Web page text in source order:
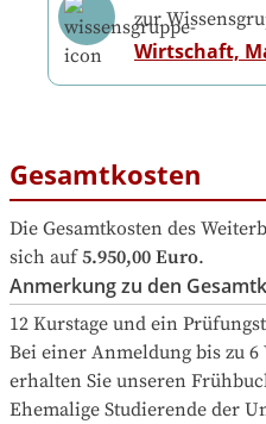
zur
Wirtschaft,
Gesamtkosten
Die Gesamtkosten des
sich auf 5.950,00 Euro.
Anmerkung zu den
12 Kurstage und ein
Bei einer Anmeldung bis zu
erhalten Sie unseren
Ehemalige Studierende der